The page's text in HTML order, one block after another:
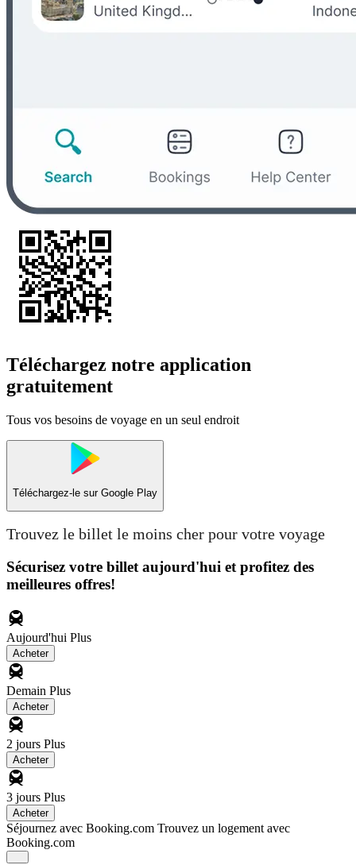
Téléchargez notre application
gratuitement
Tous vos besoins de voyage en un seul endroit
Téléchargez-le sur Google Play
Trouvez le billet le moins cher pour votre voyage
Sécurisez votre billet aujourd'hui et profitez des
meilleures offres!
Aujourd'hui Plus
Acheter
Demain Plus
Acheter
2 jours Plus
Acheter
3 jours Plus
Acheter
Séjournez avec Booking.com Trouvez un logement avec
Booking.com